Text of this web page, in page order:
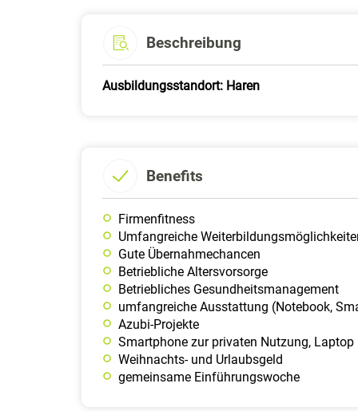
Beschreibung
Ausbildungsstandort: Haren
Benefits
Firmenfitness
Umfangreiche
Gute Übernahmechancen
Betriebliche Altersvorsorge
Betriebliches Gesundheitsmanagement
umfangreiche Ausstattung (Notebook,
Azubi-Projekte
Smartphone zur privaten Nutzung, Laptop
Weihnachts- und Urlaubsgeld
gemeinsame Einführungswoche